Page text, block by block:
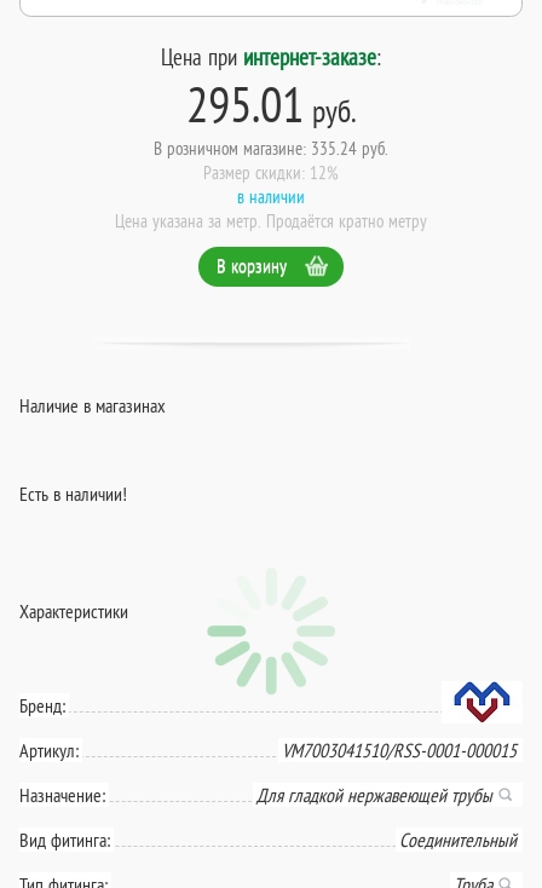
Цена при интернет-заказе:
295.01 руб.
В розничном магазине: 335.24 руб.
Размер скидки: 12%
в наличии
Цена указана за метр. Продаётся кратно метру
В корзину
Наличие в магазинах
Есть в наличии!
Характеристики
Бренд:
Артикул:
VM7003041510/RSS-0001-000015
Назначение:
Для гладкой нержавеющей трубы
Вид фитинга:
Соединительный